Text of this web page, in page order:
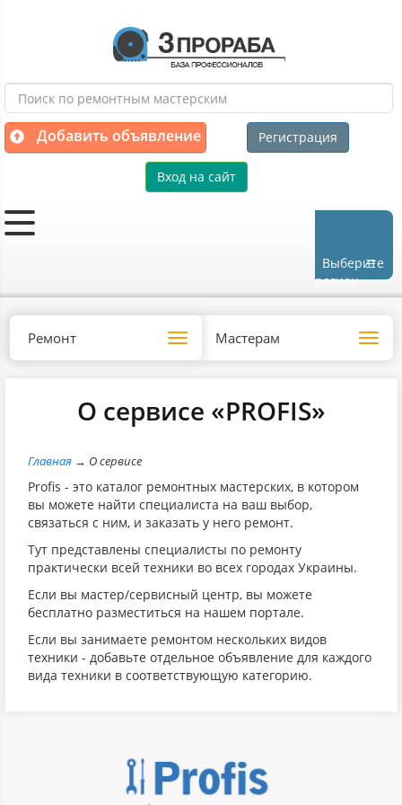
Добавить объявление Регистрация
Вход на сайт
Выберите
регион
Toggle
navigation
Ремонт Мастерам
О сервисе «PROFIS»
Главная → О сервисе
Profis - это каталог ремонтных мастерских, в котором
вы можете найти специалиста на ваш выбор,
связаться с ним, и заказать у него ремонт.
Тут представлены специалисты по ремонту
практически всей техники во всех городах Украины.
Если вы мастер/сервисный центр, вы можете
бесплатно разместиться на нашем портале.
Если вы занимаете ремонтом нескольких видов
техники - добавьте отдельное объявление для каждого
вида техники в соответствующую категорию.